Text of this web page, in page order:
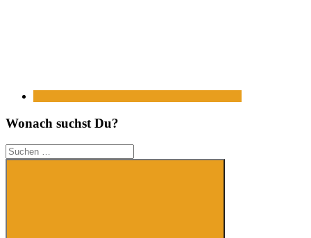
Wonach suchst Du?
Suchen
nach: